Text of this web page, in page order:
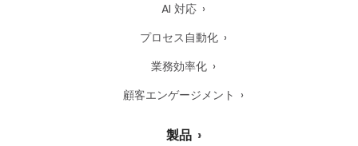
AI 対応
プロセス自動化
業務効率化
顧客エンゲージメント
製品